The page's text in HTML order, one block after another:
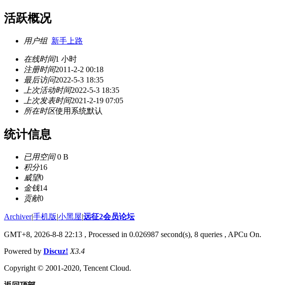
活跃概况
用户组 新手上路
在线时间1 小时
注册时间2011-2-2 00:18
最后访问2022-5-3 18:35
上次活动时间2022-5-3 18:35
上次发表时间2021-2-19 07:05
所在时区使用系统默认
统计信息
已用空间0 B
积分16
威望0
金钱14
贡献0
Archiver|手机版|小黑屋|远征2会员论坛
GMT+8, 2026-8-8 22:13 , Processed in 0.026987 second(s), 8 queries , APCu On.
Powered by Discuz! X3.4
Copyright © 2001-2020, Tencent Cloud.